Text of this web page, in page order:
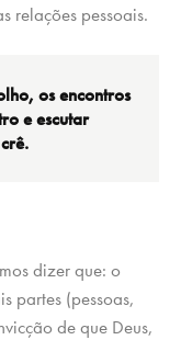
relações pessoais.
os encontros
e escutar
dizer que: o
partes (pessoas,
de que Deus,